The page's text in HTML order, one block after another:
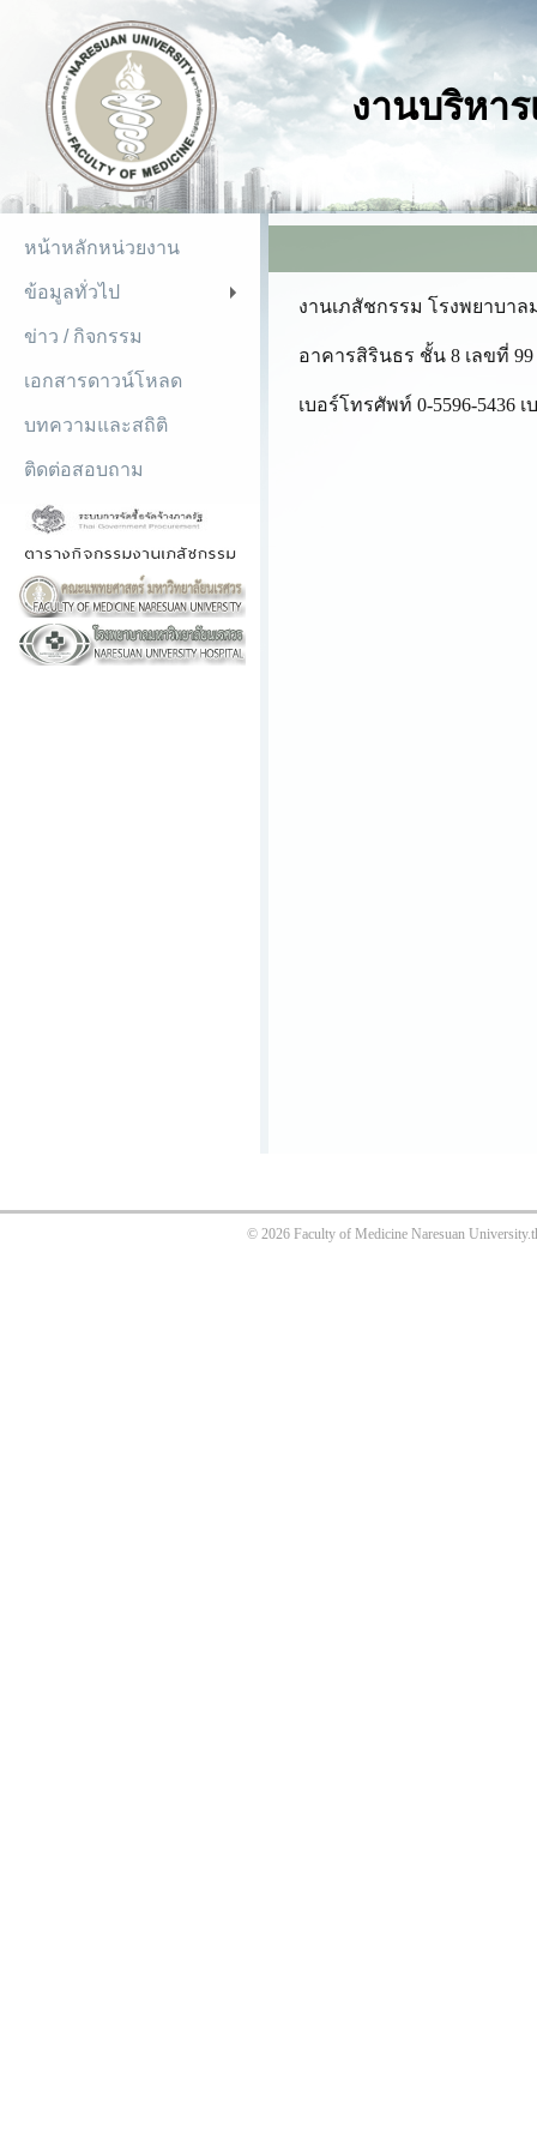
งานบริหา
หน้าหลักหน่วยงาน
ข้อมูลทั่วไป
ข่าว / กิจกรรม
เอกสารดาวน์โหลด
บทความและสถิติ
ติดต่อสอบถาม
งานเภสัชกรรม โรงพยาบาล
อาคารสิรินธร ชั้น 8 เลขที่
เบอร์โทรศัพท์ 0-5596-5436
© 2026 Faculty of Medicine Naresuan